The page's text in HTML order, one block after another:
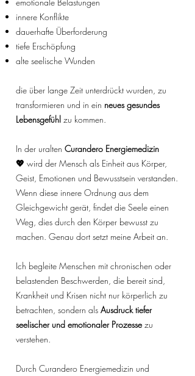
innere Konflikte
dauerhafte Überforderung
tiefe Erschöpfung
alte seelische Wunden
die über lange Zeit unterdrückt wurden, zu
transformieren und in ein neues gesundes
Lebensgefühl zu kommen.
In der uralten Curandero Energiemedizin
💖 wird der Mensch als Einheit aus Körper,
Geist, Emotionen und Bewusstsein verstanden.
Wenn diese innere Ordnung aus dem
Gleichgewicht gerät, findet die Seele einen
Weg, dies durch den Körper bewusst zu
machen. Genau dort setzt meine Arbeit an.
Ich begleite Menschen mit chronischen oder
belastenden Beschwerden, die bereit sind,
Krankheit und Krisen nicht nur körperlich zu
betrachten, sondern als Ausdruck tiefer
seelischer und emotionaler Prozessezu
verstehen.
Durch Curandero Energiemedizin und